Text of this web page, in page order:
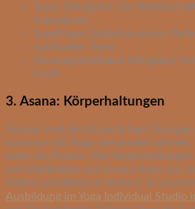
Tapas (Disziplin): Die
investieren.
Svadhyaya (Selbststudium):
spiritueller Texte.
Ishvarapranidhana (Hingabe):
Kraft.
3. Asana: Körperhaltungen
Asanas sind die körperlichen
synonym mit Yoga verwendet
mehr als Fitness: Die
auf Meditation und innere Ruhe vor,
Stärke und Balance fördern. In unserer
Ausbildung im Yoga Individual Studio